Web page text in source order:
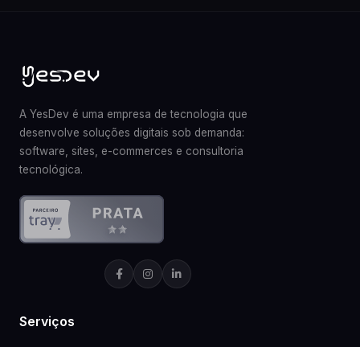
A YesDev é uma empresa de tecnologia que
desenvolve soluções digitais sob demanda:
software, sites, e-commerces e consultoria
tecnológica.
Serviços